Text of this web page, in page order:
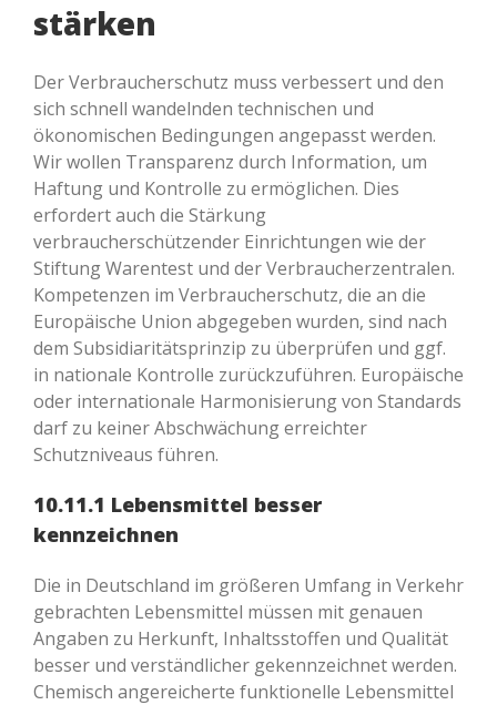
stärken
Der Verbraucherschutz muss verbessert und den
sich schnell wandelnden technischen und
ökonomischen Bedingungen angepasst werden.
Wir wollen Transparenz durch Information, um
Haftung und Kontrolle zu ermöglichen. Dies
erfordert auch die Stärkung
verbraucherschützender Einrichtungen wie der
Stiftung Warentest und der Verbraucherzentralen.
Kompetenzen im Verbraucherschutz, die an die
Europäische Union abgegeben wurden, sind nach
dem Subsidiaritätsprinzip zu überprüfen und ggf.
in nationale Kontrolle zurückzuführen. Europäische
oder internationale Harmonisierung von Standards
darf zu keiner Abschwächung erreichter
Schutzniveaus führen.
10.11.1 Lebensmittel besser
kennzeichnen
Die in Deutschland im größeren Umfang in Verkehr
gebrachten Lebensmittel müssen mit genauen
Angaben zu Herkunft, Inhaltsstoffen und Qualität
besser und verständlicher gekennzeichnet werden.
Chemisch angereicherte funktionelle Lebensmittel